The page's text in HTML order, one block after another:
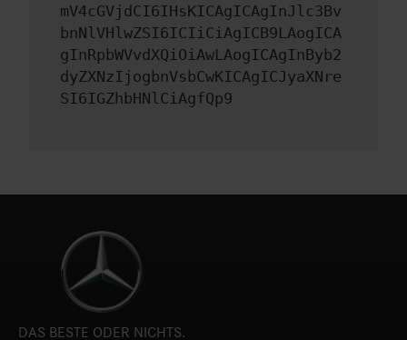
mV4cGVjdCI6IHsKICAgICAgInJlc3Bv
bnNlVHlwZSI6ICIiCiAgICB9LAogICA
gInRpbWVvdXQiOiAwLAogICAgInByb2
dyZXNzIjogbnVsbCwKICAgICJyaXNre
SI6IGZhbHNlCiAgfQp9
DAS BESTE ODER NICHTS.